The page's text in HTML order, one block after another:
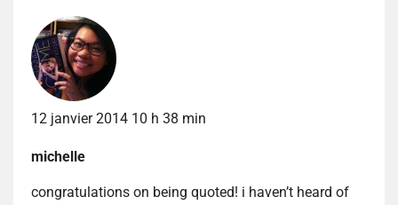
12 janvier 2014 10 h 38 min
michelle
congratulations on being quoted! i haven’t heard of